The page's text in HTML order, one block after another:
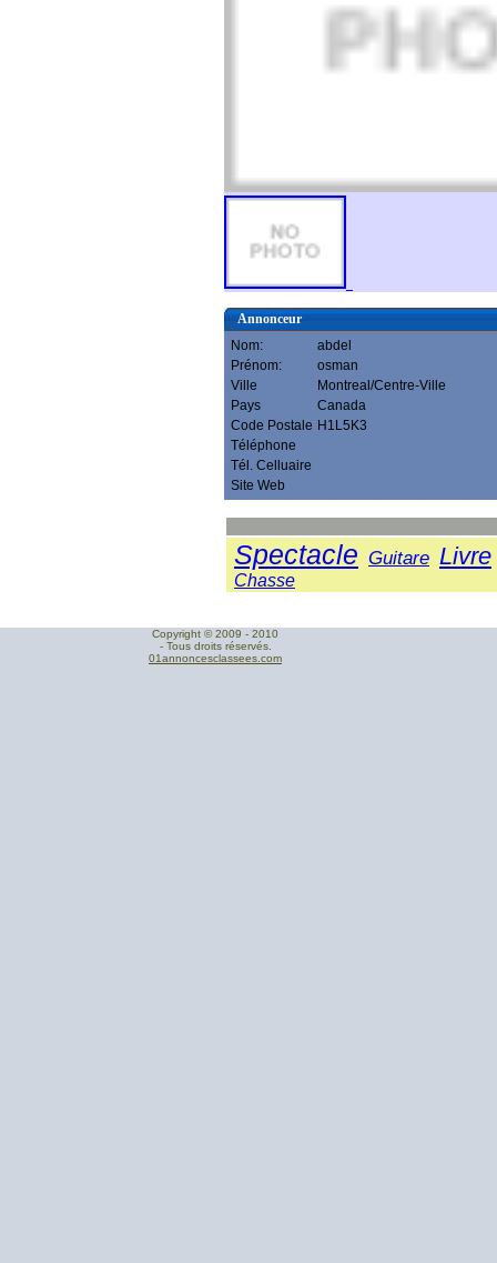
Annonceur
Nom:
abdel
Prénom:
osman
Ville
Montreal/Centre-Ville
Pays
Canada
Code Postale H1L5K3
Téléphone
Tél. Celluaire
Site Web
Spectacle Guitare Livre
Chasse
Copyright © 2009 - 2010
- Tous droits réservés.
01annoncesclassees.com